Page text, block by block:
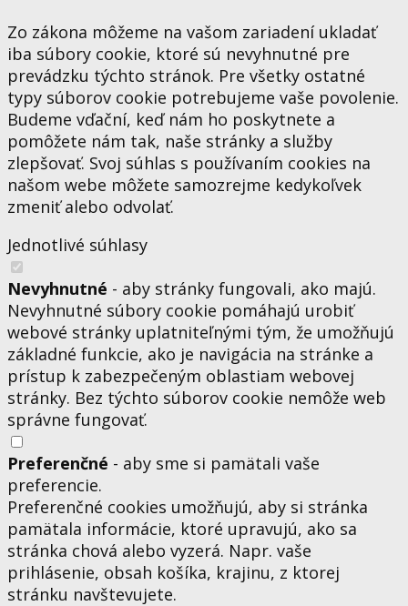
Zo zákona môžeme na vašom zariadení ukladať
iba súbory cookie, ktoré sú nevyhnutné pre
prevádzku týchto stránok. Pre všetky ostatné
typy súborov cookie potrebujeme vaše povolenie.
Budeme vďační, keď nám ho poskytnete a
pomôžete nám tak, naše stránky a služby
zlepšovať. Svoj súhlas s používaním cookies na
našom webe môžete samozrejme kedykoľvek
zmeniť alebo odvolať.
Jednotlivé súhlasy
Nevyhnutné - aby stránky fungovali, ako majú.
Nevyhnutné súbory cookie pomáhajú urobiť
webové stránky uplatniteľnými tým, že umožňujú
základné funkcie, ako je navigácia na stránke a
prístup k zabezpečeným oblastiam webovej
stránky. Bez týchto súborov cookie nemôže web
správne fungovať.
Preferenčné - aby sme si pamätali vaše
preferencie.
Preferenčné cookies umožňujú, aby si stránka
pamätala informácie, ktoré upravujú, ako sa
stránka chová alebo vyzerá. Napr. vaše
prihlásenie, obsah košíka, krajinu, z ktorej
stránku navštevujete.